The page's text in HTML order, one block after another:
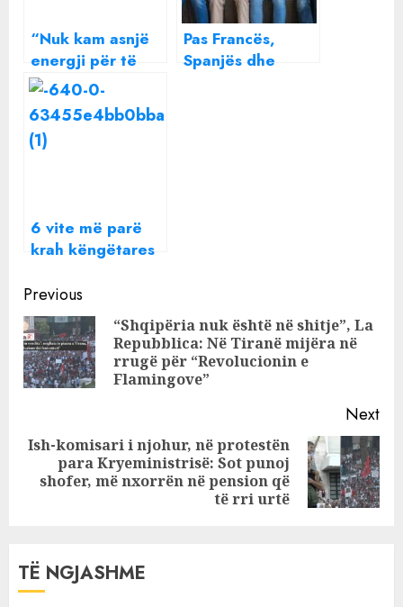
“Nuk kam asnjë
energji për të
urryer një shpirt”
Beatrix ndan një
mesazh të
rëndësishëm me
Pas Francës,
Spanjës dhe
6 vite më parë
krah këngëtares
Shpëtim Saraçi
larg rrjeteve
sociale publikon
foton që nuk e
kemi parë
Continue
Reading
Previous
“Shqipëria nuk është në shitje”, La
Repubblica: Në Tiranë mijëra në
rrugë për “Revolucionin e
Flamingove”
Next
Next
post:
Ish-komisari i njohur, në protestën
para Kryeministrisë: Sot punoj
shofer, më nxorrën në pension që
të rri urtë
TË NGJASHME